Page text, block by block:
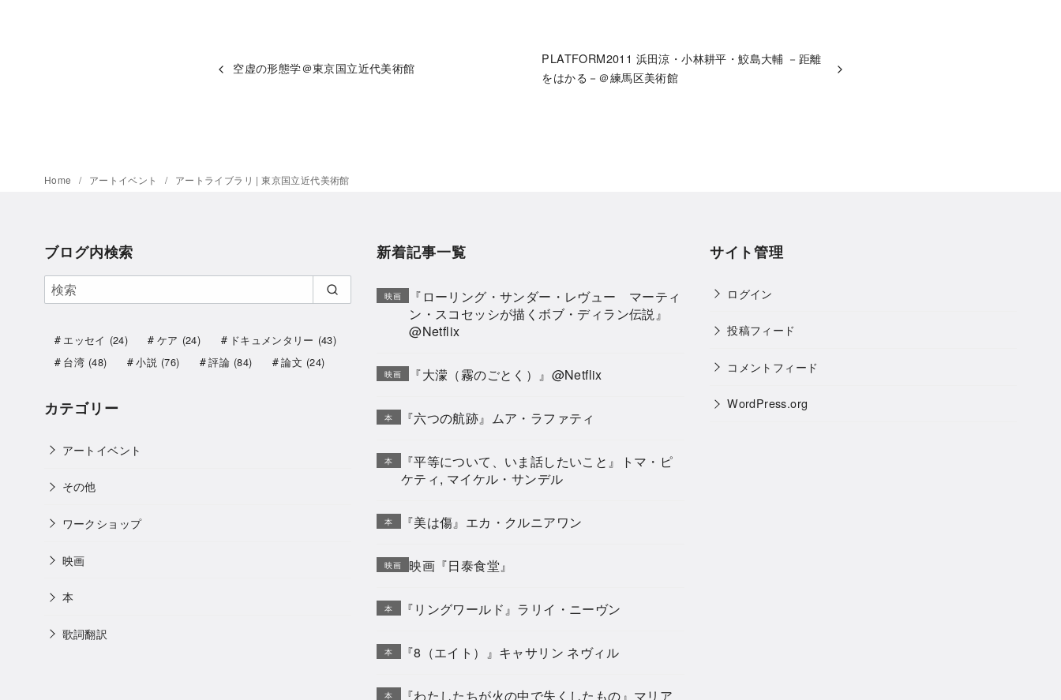
空虚の形態学＠東京国立近代美術館
PLATFORM2011 浜田涼・小林耕平・鮫島大輔 －距離
をはかる－＠練馬区美術館
Home アートイベント アートライブラリ | 東京国立近代美術館
ブログ内検索
エッセイ (24) ケア (24) ドキュメンタリー (43)
台湾 (48) 小説 (76) 評論 (84) 論文 (24)
カテゴリー
アートイベント
その他
ワークショップ
映画
本
歌詞翻訳
新着記事一覧
映画
『ローリング・サンダー・レヴュー マーティ
ン・スコセッシが描くボブ・ディラン伝説』
@Netflix
映画 『大濛（霧のごとく）』@Netflix
本 『六つの航跡』ムア・ラファティ
本
『平等について、いま話したいこと』トマ・ピ
ケティ, マイケル・サンデル
本 『美は傷』エカ・クルニアワン
映画 映画『日泰食堂』
本 『リングワールド』ラリイ・ニーヴン
本 『8（エイト）』キャサリン ネヴィル
本 『わたしたちが火の中で失くしたもの』マリア
サイト管理
ログイン
投稿フィード
コメントフィード
WordPress.org